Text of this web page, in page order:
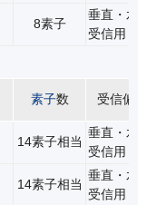
8素子
垂直・水
受信用
素子数 受信偏波
14素子相当
垂直・水
受信用
14素子相当
垂直・水
受信用